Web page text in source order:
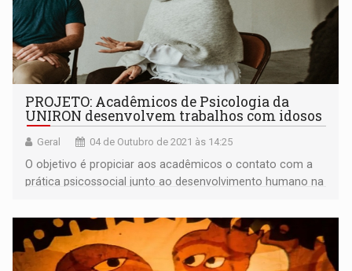
PROJETO: Acadêmicos de Psicologia da
UNIRON desenvolvem trabalhos com idosos
Geral 04 de Outubro de 2021 às 14:25
O objetivo é propiciar aos acadêmicos o contato com a
prática psicossocial junto ao desenvolvimento humano na